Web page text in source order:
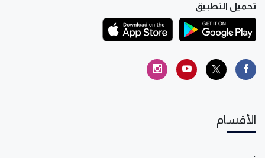
تحميل التطبيق
الأقسام